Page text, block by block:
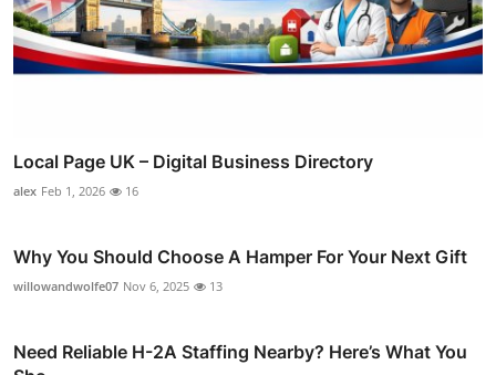
Local Page UK – Digital Business Directory
alex Feb 1, 2026 16
Why You Should Choose A Hamper For Your Next Gift
willowandwolfe07 Nov 6, 2025 13
Need Reliable H-2A Staffing Nearby? Here’s What You